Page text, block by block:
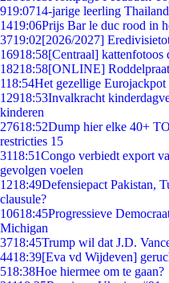
919:0714-jarige leerling
1419:06Prijs Bar le duc rood in
3719:02[2026/2027]
16918:58[Centraal] kattenfotoos
18218:58[ONLINE]
118:54Het gezellige
12918:53Invalkracht
kinderen
27618:52Dump hier elke 40+
restricties 15
3118:51Congo verbiedt export
gevolgen voelen
1218:49Defensiepact Pakistan,
clausule?
10618:45Progressieve
Michigan
3718:45Trump wil dat J.D.
4418:39[Eva vd Wijdeven]
518:38Hoe hiermee om te gaan?